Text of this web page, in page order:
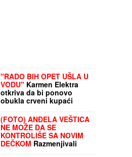
"RADO BIH OPET UŠLA U
VODU" Karmen Elektra
otkriva da bi ponovo
obukla crveni kupaći
kostim: "Mogla bih da
imam još jednu ljubavnu
scenu"
(FOTO) ANĐELA VEŠTICA
NE MOŽE DA SE
KONTROLIŠE SA NOVIM
DEČKOM Razmenjivali
nežnosti na privatnom